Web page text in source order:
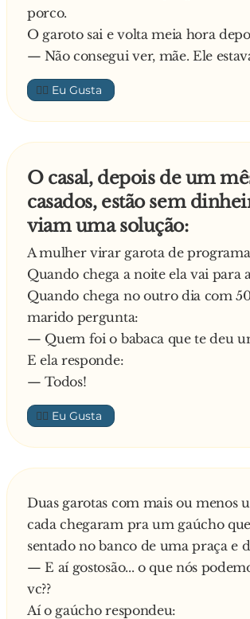
porco.
O garoto sai e volta meia hora
— Não consegui ver, mãe. Ele
👍🏼
O casal, depois de um
casados, estão sem
viam uma solução:
A mulher virar garota de
Quando chega a noite ela vai para
Quando chega no outro dia com
marido pergunta:
— Quem foi o babaca que te deu
E ela responde:
— Todos!
👍🏼
Duas garotas com mais ou menos
cada chegaram pra um gaúcho
sentado no banco de uma praça e
— E aí gostosão... o que nós
vc??
Aí o gaúcho respondeu: